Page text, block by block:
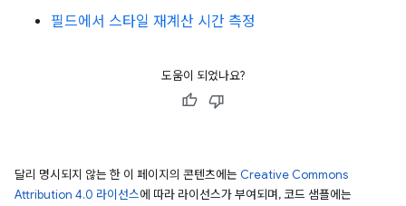
필드에서 스타일 재계산 시간 측정
도움이 되었나요?
달리 명시되지 않는 한 이 페이지의 콘텐츠에는 Creative Commons
Attribution 4.0 라이선스에 따라 라이선스가 부여되며, 코드 샘플에는